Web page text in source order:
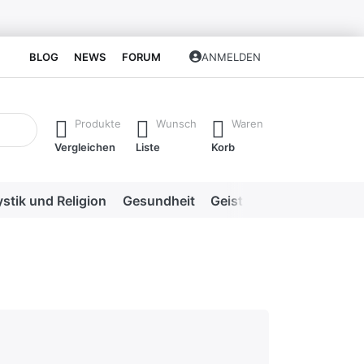
BLOG NEWS FORUM ANMELDEN
erste Ergebnisse. Drücken Sie die Eingabetaste, um alle
Produkte
Vergleichen
Wunsch
Liste
Waren
Korb
und Religion Gesundheit Geistige Heilweisen